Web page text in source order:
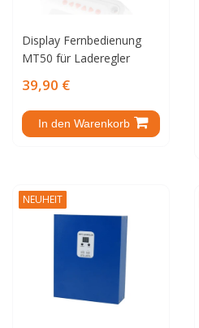
Display Fernbedienung
MT50 für Laderegler
39,90 €
In den Warenkorb
NEUHEIT